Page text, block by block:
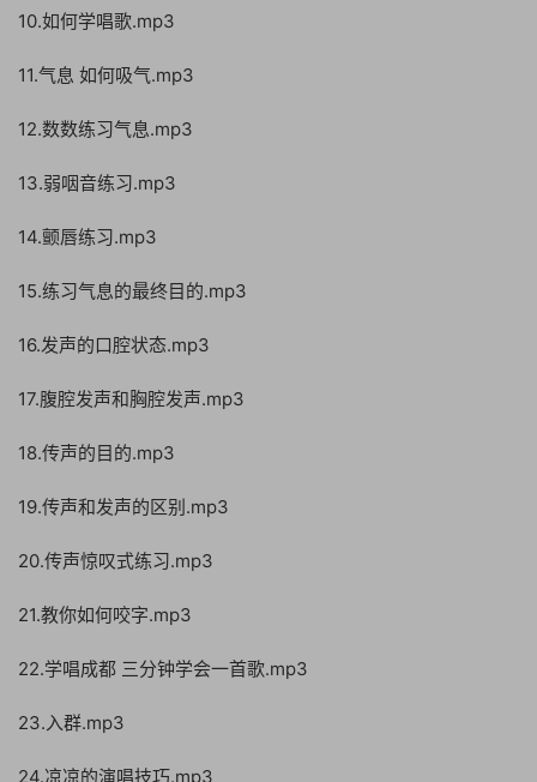
10.如何学唱歌.mp3
11.气息 如何吸气.mp3
12.数数练习气息.mp3
13.弱咽音练习.mp3
14.颤唇练习.mp3
15.练习气息的最终目的.mp3
16.发声的口腔状态.mp3
17.腹腔发声和胸腔发声.mp3
18.传声的目的.mp3
19.传声和发声的区别.mp3
20.传声惊叹式练习.mp3
21.教你如何咬字.mp3
22.学唱成都 三分钟学会一首歌.mp3
23.入群.mp3
24.凉凉的演唱技巧.mp3